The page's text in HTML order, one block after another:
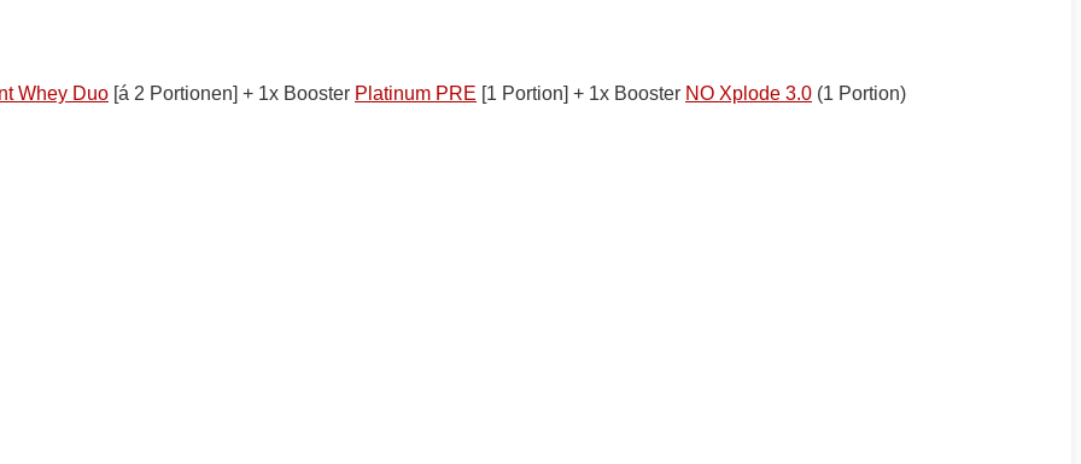
Whey Duo [á 2 Portionen] + 1x Booster Platinum PRE [1 Portion] + 1x Booster NO Xplode 3.0 (1 Portion)